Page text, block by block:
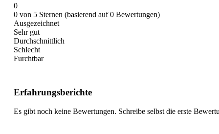
0
0 von 5 Sternen (basierend auf 0 Bewertungen)
Ausgezeichnet
Sehr gut
Durchschnittlich
Schlecht
Furchtbar
Erfahrungsberichte
Es gibt noch keine Bewertungen. Schreibe selbst die erste